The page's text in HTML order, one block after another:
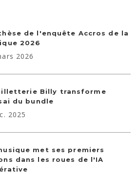
de l'enquête Accros de la
2026
2026
Billy transforme
du bundle
2025
met ses premiers
dans les roues de l'IA